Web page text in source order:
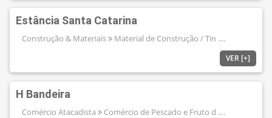
Estância Santa Catarina
Construção & Materiais Material de Construção / Tin ....
VER [+]
H Bandeira
Comércio Atacadista Comércio de Pescado e Fruto d ....